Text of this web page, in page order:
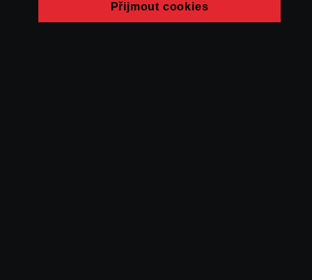
Přijmout cookies